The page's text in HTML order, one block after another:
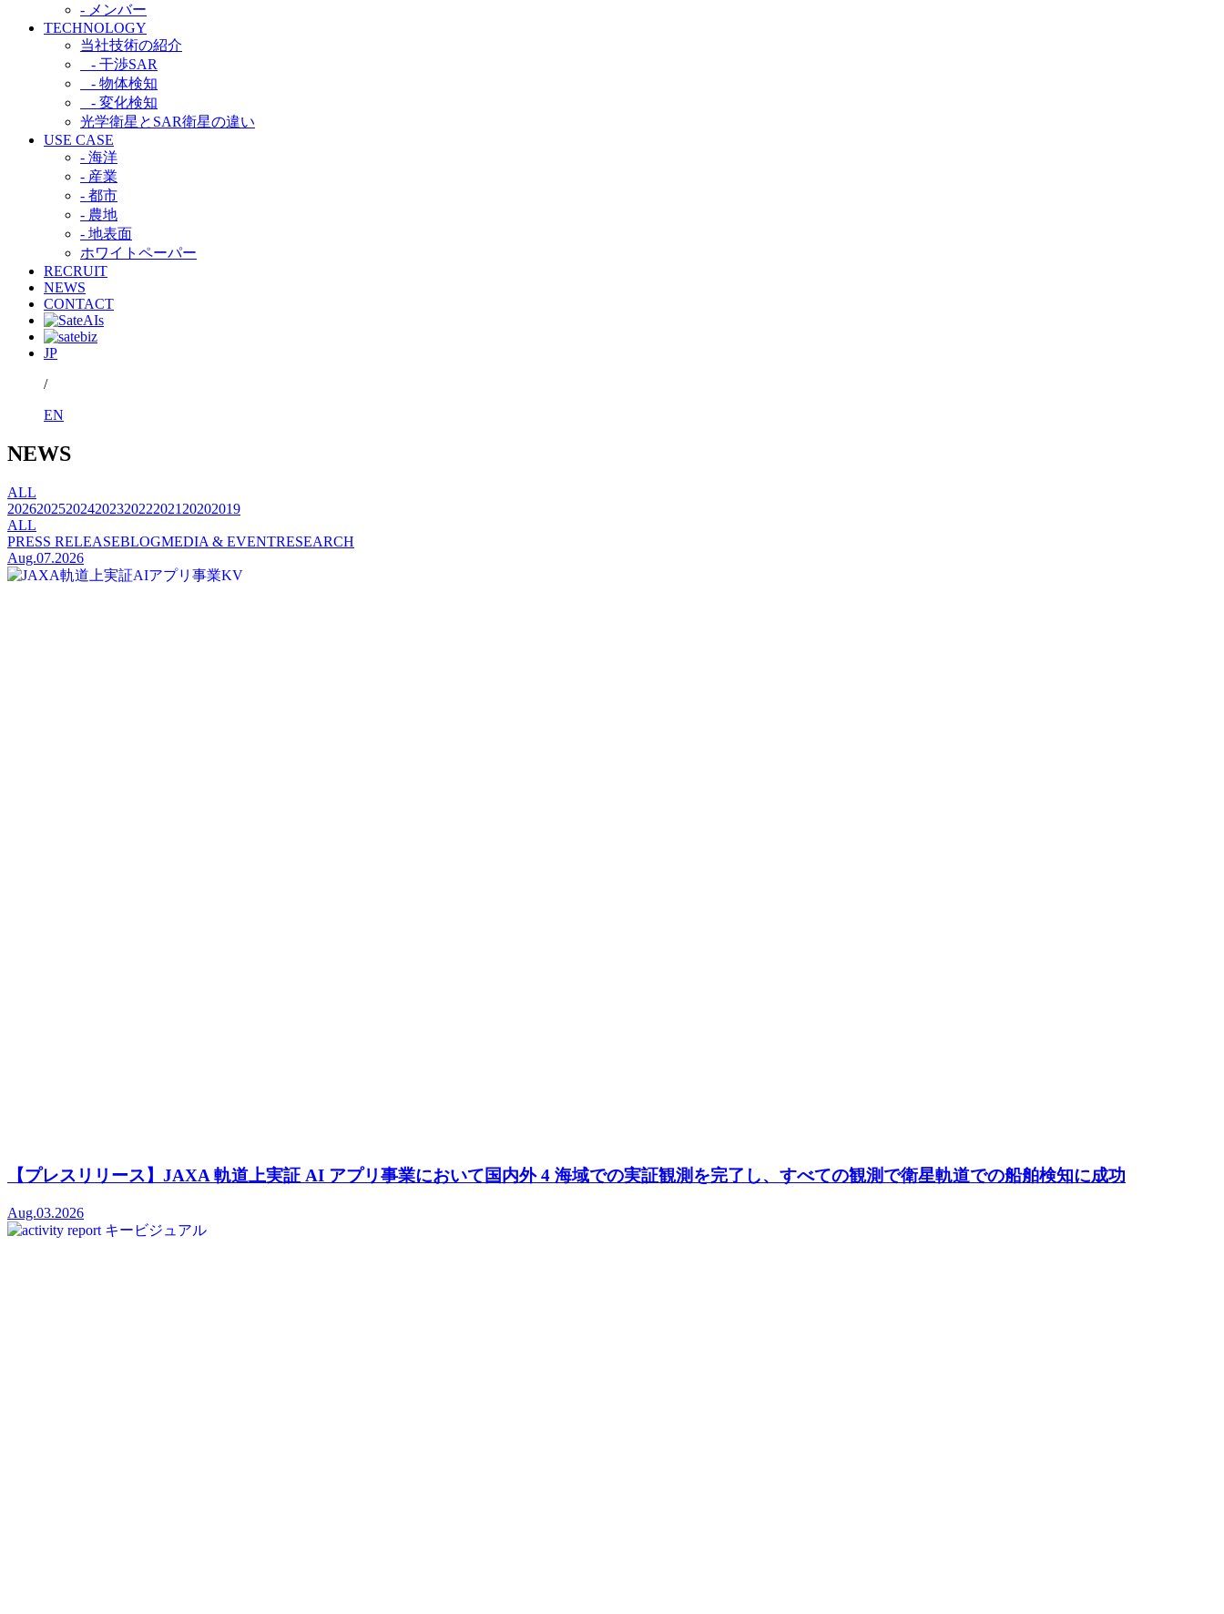
- メンバー
TECHNOLOGY
当社技術の紹介​
- 干渉SAR​
- 物体検知​
- 変化検知​
光学衛星とSAR衛星の違い​
USE CASE
- 海洋
- 産業
- 都市​
- 農地
- 地表面
ホワイトペーパー
RECRUIT
NEWS
CONTACT
JP
/
EN
NEWS
ALL
202620252024202320222021 20202019
ALL
PRESS RELEASEBLOGMEDIA & EVENTRESEARCH
Aug.07.2026
【プレスリリース】JAXA 軌道上実証 AI アプリ事業において国内外 4 海域での実証観測を完了し、すべての観測で衛星軌道での船舶検知に成功
Aug.03.2026